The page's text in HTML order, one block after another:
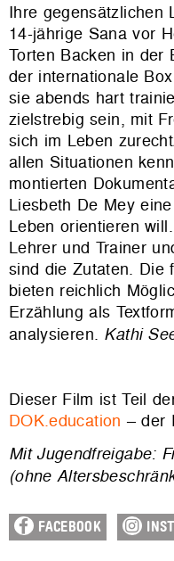
Ihre gegensätzlichen
14-jährige Sana vor
Torten Backen in der
der internationale
sie abends hart
zielstrebig sein, mit
sich im Leben
allen Situationen
montierten
Liesbeth De Mey
Leben orientieren
Lehrer und Trainer
sind die Zutaten. Die
bieten reichlich
Erzählung als
analysieren. Kathi
Dieser Film ist Teil
DOK.education – der
Mit Jugendfreigabe:
(ohne
FACEBOOK